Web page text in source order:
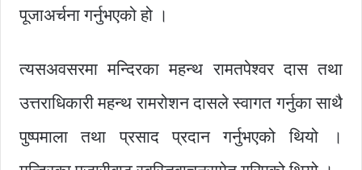
पूजाअर्चना गर्नुभएको हो ।
त्यसअवसरमा मन्दिरका महन्थ रामतपेश्वर दास तथा
उत्तराधिकारी महन्थ रामरोशन दासले स्वागत गर्नुका साथै
पुष्पमाला तथा प्रसाद प्रदान गर्नुभएको थियो ।